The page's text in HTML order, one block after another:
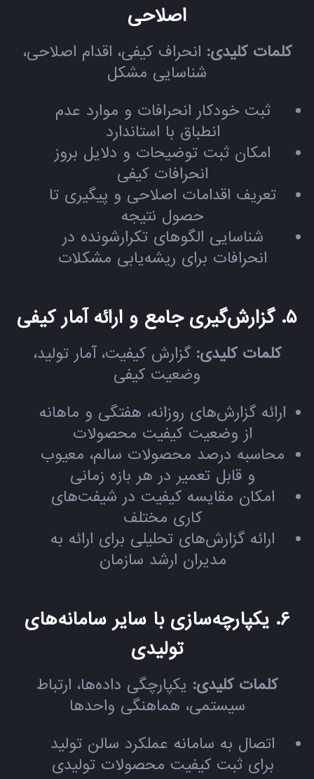
اصلاحی
کلمات کلیدی: انحراف کیفی، اقدام اصلاحی،
شناسایی مشکل
ثبت خودکار انحرافات و موارد عدم
انطباق با استاندارد
امکان ثبت توضیحات و دلایل بروز
انحرافات کیفی
تعریف اقدامات اصلاحی و پیگیری تا
حصول نتیجه
شناسایی الگوهای تکرارشونده در
انحرافات برای ریشه‌یابی مشکلات
۵. گزارش‌گیری جامع و ارائه آمار کیفی
کلمات کلیدی: گزارش کیفیت، آمار تولید،
وضعیت کیفی
ارائه گزارش‌های روزانه، هفتگی و ماهانه
از وضعیت کیفیت محصولات
محاسبه درصد محصولات سالم، معیوب
و قابل تعمیر در هر بازه زمانی
امکان مقایسه کیفیت در شیفت‌های
کاری مختلف
ارائه گزارش‌های تحلیلی برای ارائه به
مدیران ارشد سازمان
۶. یکپارچه‌سازی با سایر سامانه‌های
تولیدی
کلمات کلیدی: یکپارچگی داده‌ها، ارتباط
سیستمی، هماهنگی واحدها
اتصال به سامانه عملکرد سالن تولید
برای ثبت کیفیت محصولات تولیدی